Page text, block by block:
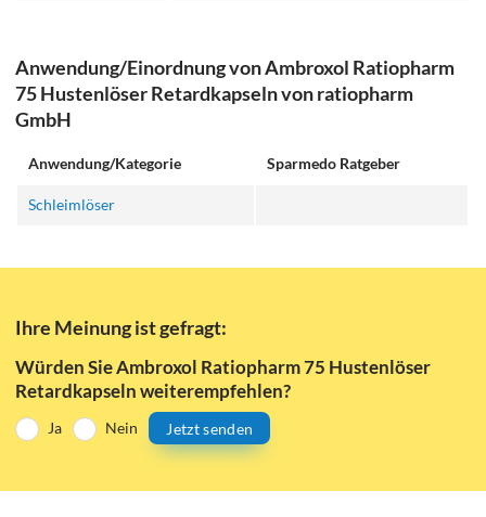
Anwendung/Einordnung von Ambroxol Ratiopharm
75 Hustenlöser Retardkapseln von ratiopharm
GmbH
Anwendung/Kategorie Sparmedo Ratgeber
Schleimlöser
Ihre Meinung ist gefragt:
Würden Sie Ambroxol Ratiopharm 75 Hustenlöser
Retardkapseln weiterempfehlen?
Ja Nein Jetzt senden